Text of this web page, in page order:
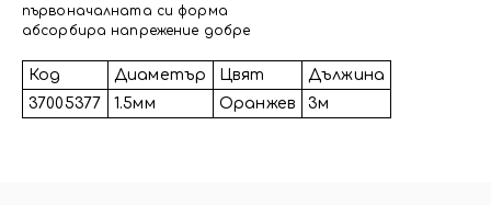
първоначалната си форма
абсорбира напрежение добре
Код Диаметър Цвят
Дължина
37005377
1.5мм Оранжев 3м